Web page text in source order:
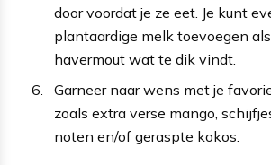
door voordat je ze eet. Je kunt
plantaardige melk toevoegen
havermout wat te dik vindt.
Garneer naar wens met je
zoals extra verse mango,
noten en/of geraspte kokos.